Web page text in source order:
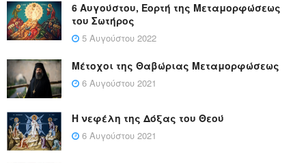
6 Αυγούστου, Εορτή της Μεταμορφώσεως
του Σωτήρος
5 Αυγούστου 2022
Μέτοχοι της Θαβώριας Μεταμορφώσεως
6 Αυγούστου 2021
Η νεφέλη της Δόξας του Θεού
6 Αυγούστου 2021